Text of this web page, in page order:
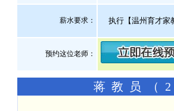
薪水要求： 执行【温州育才家
预约这位老师：
蒋教员（